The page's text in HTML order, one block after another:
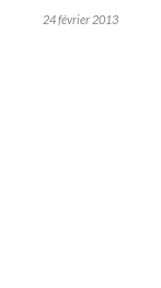
24 février 2013